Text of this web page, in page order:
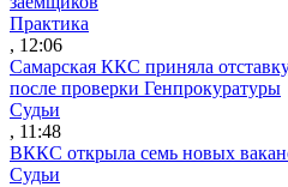
Практика
, 12:06
Самарская ККС приняла
после проверки Генпрокуратуры
Судьи
, 11:48
ВККС открыла семь новых
Судьи